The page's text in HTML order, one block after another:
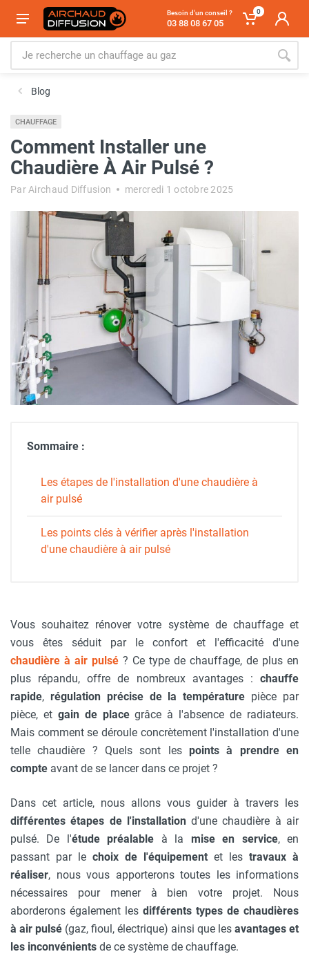
Besoin d'un conseil ?
03 88 08 67 05
0
Blog
CHAUFFAGE
Comment Installer une
Chaudière À Air Pulsé ?
Par Airchaud Diffusion mercredi 1 octobre 2025
Sommaire :
Les étapes de l'installation d'une chaudière à
air pulsé
Les points clés à vérifier après l'installation
d'une chaudière à air pulsé
Vous souhaitez rénover votre système de chauffage et
vous êtes séduit par le confort et l'efficacité d'une
chaudière à air pulsé ? Ce type de chauffage, de plus en
plus répandu, offre de nombreux avantages : chauffe
rapide, régulation précise de la température pièce par
pièce, et gain de placegrâce à l'absence de radiateurs.
Mais comment se déroule concrètement l'installation d'une
telle chaudière ? Quels sont les points à prendre en
compte avant de se lancer dans ce projet ?
Dans cet article, nous allons vous guider à travers les
différentes étapes de l'installationd'une chaudière à air
pulsé. De l'étude préalable à la mise en service, en
passant par le choix de l'équipement et les travaux à
réaliser, nous vous apporterons toutes les informations
nécessaires pour mener à bien votre projet. Nous
aborderons également les différents types de chaudières
à air pulsé (gaz, fioul, électrique) ainsi que les avantages et
les inconvénients de ce système de chauffage.